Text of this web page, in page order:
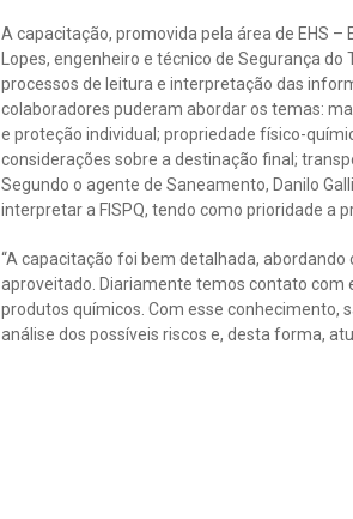
A capacitação, promovida pela área de EHS
Lopes, engenheiro e técnico de Segurança
processos de leitura e interpretação das
colaboradores puderam abordar os temas:
e proteção individual; propriedade físico-
considerações sobre a destinação final;
Segundo o agente de Saneamento, Danilo
interpretar a FISPQ, tendo como prioridade a
“A capacitação foi bem detalhada,
aproveitado. Diariamente temos contato com
produtos químicos. Com esse conhecimento,
análise dos possíveis riscos e, desta forma,